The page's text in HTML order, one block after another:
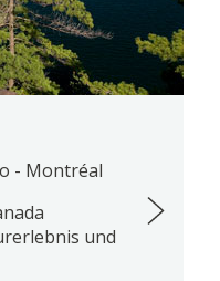
- Montréal
und